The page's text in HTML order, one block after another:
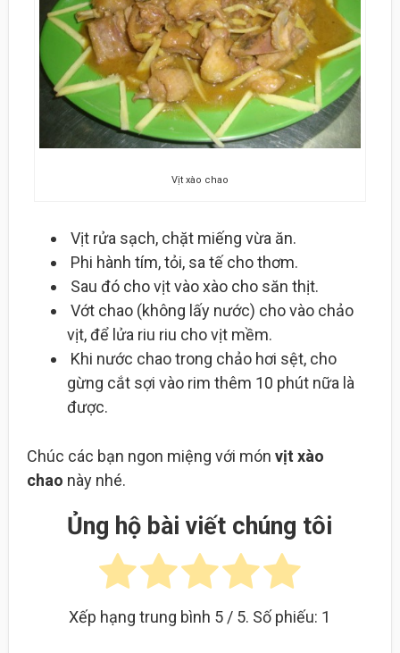
Vịt xào chao
Vịt rửa sạch, chặt miếng vừa ăn.
Phi hành tím, tỏi, sa tế cho thơm.
Sau đó cho vịt vào xào cho săn thịt.
Vớt chao (không lấy nước) cho vào chảo
vịt, để lửa riu riu cho vịt mềm.
Khi nước chao trong chảo hơi sệt, cho
gừng cắt sợi vào rim thêm 10 phút nữa là
được.
Chúc các bạn ngon miệng với món vịt xào
chao này nhé.
Ủng hộ bài viết chúng tôi
Xếp hạng trung bình 5 / 5. Số phiếu: 1